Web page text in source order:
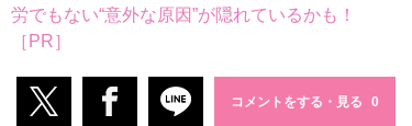
労でもない“意外な原因”が隠れているかも！
［PR］
コメントをする・見る